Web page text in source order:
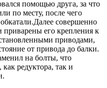
помощью друга, за что
по месту, после чего
совершенно
его крепления к
приводами,
от привода до балки.
на болты, что
редуктора, так и